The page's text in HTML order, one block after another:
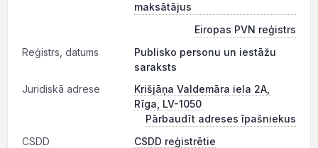
maksātājus
Eiropas PVN reģistrs
Reģistrs, datums
Publisko personu un iestāžu
saraksts
Juridiskā adrese
Krišjāņa Valdemāra iela 2A,
Rīga, LV-1050
Pārbaudīt adreses īpašniekus
CSDD
CSDD reģistrētie